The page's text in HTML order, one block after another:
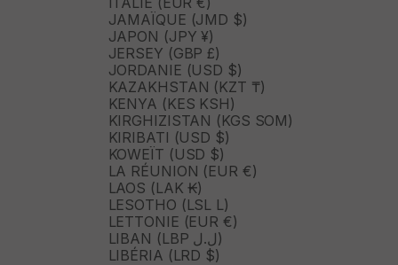
JAMAÏQUE (JMD $)
JAPON (JPY ¥)
JERSEY (GBP £)
JORDANIE (USD $)
KAZAKHSTAN (KZT ₸)
KENYA (KES KSH)
KIRGHIZISTAN (KGS SOM)
KIRIBATI (USD $)
KOWEÏT (USD $)
LA RÉUNION (EUR €)
LAOS (LAK ₭)
LESOTHO (LSL L)
LETTONIE (EUR €)
LIBAN (LBP ل.ل)
LIBÉRIA (LRD $)